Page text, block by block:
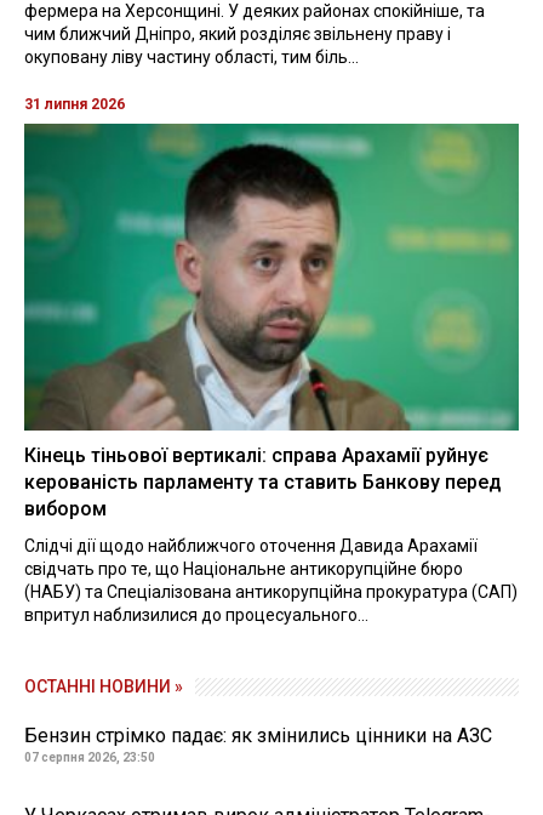
фермера на Херсонщині. У деяких районах спокійніше, та
чим ближчий Дніпро, який розділяє звільнену праву і
окуповану ліву частину області, тим біль...
31 липня 2026
Кінець тіньової вертикалі: справа Арахамії руйнує
керованість парламенту та ставить Банкову перед
вибором
Слідчі дії щодо найближчого оточення Давида Арахамії
свідчать про те, що Національне антикорупційне бюро
(НАБУ) та Спеціалізована антикорупційна прокуратура (САП)
впритул наблизилися до процесуального...
ОСТАННІ НОВИНИ »
Бензин стрімко падає: як змінились цінники на АЗС
07 серпня 2026, 23:50